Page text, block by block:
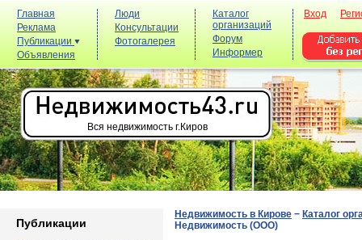
Главная
Реклама
Публикации
Объявления
Люди
Консультации
Фотогалерея
Каталог
организаций
Форум
Информер
Вход
Вся недвижимость г.Киров
Публикации
Недвижимость в Кирове − Каталог
Недвижимость (ООО)